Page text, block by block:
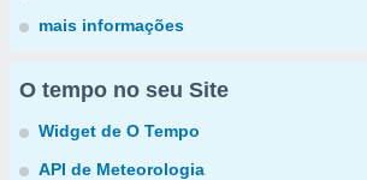
mais informações
O tempo no seu Site
Widget de O Tempo
API de Meteorologia